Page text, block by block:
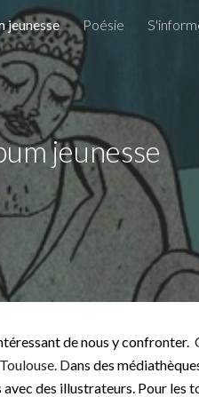
Skip to navigation
jeunesse Poésie
jeunesse
de nous y confronter.
Dans des
des illustrateurs. Pour